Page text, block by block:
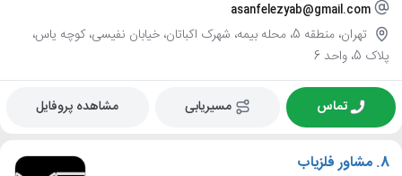
asanfelezyab@gmail.com
تهران، منطقه 5، محله بیمه، شهرک اکباتان، خیابان نفیسی، کوچه یاس،
پلاک 5، واحد 6
تماس مسیریابی مشاهده پروفایل
8. مشاور فلزیاب